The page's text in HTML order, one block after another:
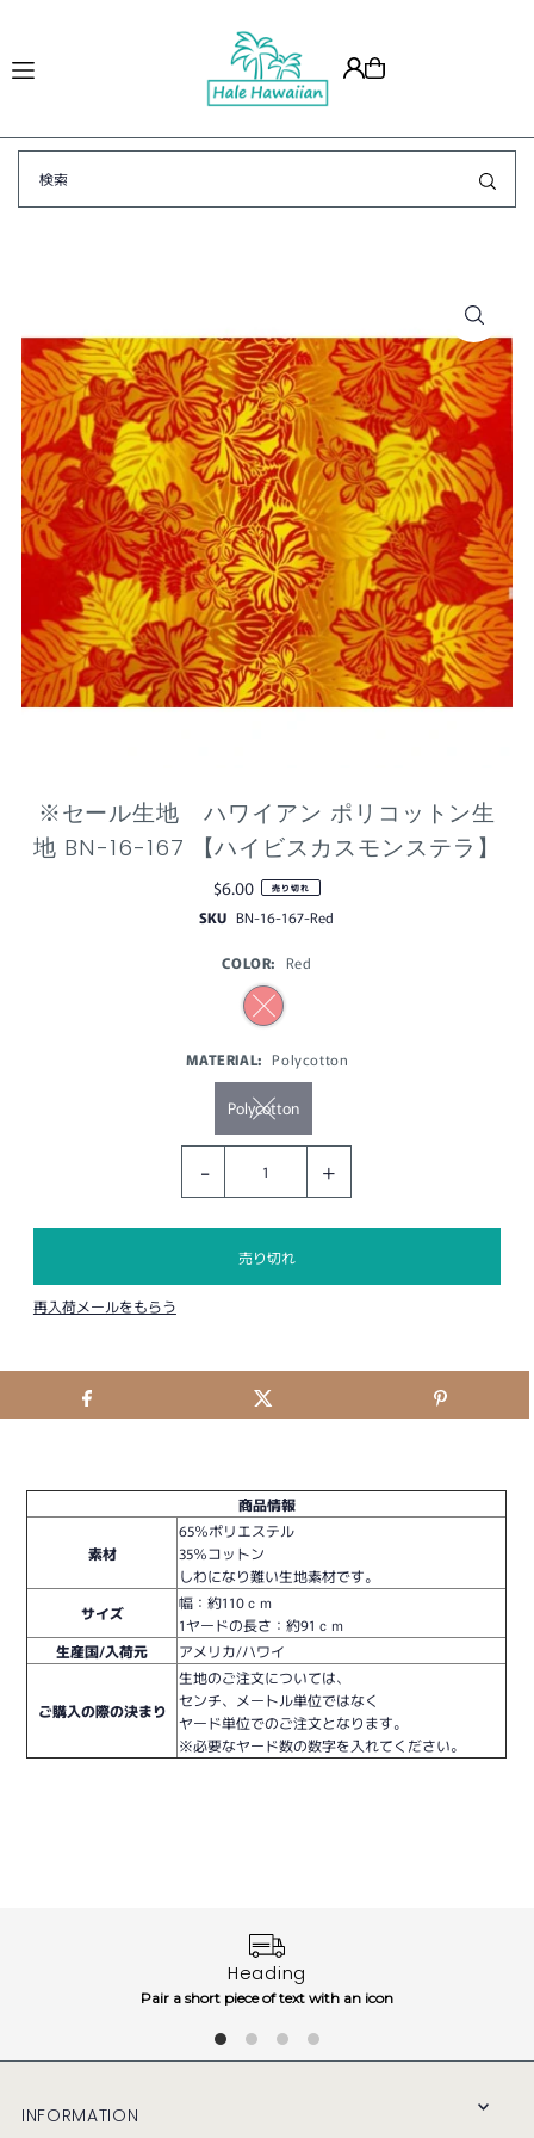
Translation missing: ja.accessibility.skip_to_text
※セール生地 ハワイアン ポリコットン生
地 BN-16-167 【ハイビスカスモンステラ】
$6.00 売り切れ
SKU BN-16-167-Red
COLOR: Red
MATERIAL: Polycotton
Polycotton
- +
再入荷メールをもらう
商品情報
素材
65％ポリエステル
35％コットン
しわになり難い生地素材です。
サイズ
幅：約110ｃｍ
1ヤードの長さ：約91ｃｍ
生産国/入荷元
アメリカ/ハワイ
ご購入の際の決まり
生地のご注文については、
センチ、メートル単位ではなく
ヤード単位でのご注文となります。
※必要なヤード数の数字を入れてください。
Heading
Pair a short piece of text with an icon
INFORMATION